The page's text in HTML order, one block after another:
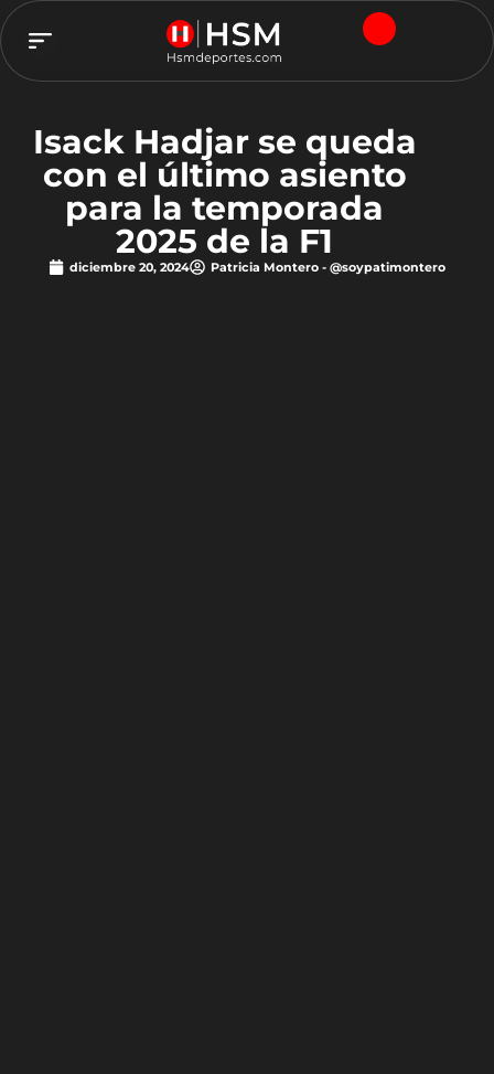
Isack Hadjar se queda
con el último asiento
para la temporada
2025 de la F1
diciembre 20, 2024 Patricia Montero - @soypatimontero